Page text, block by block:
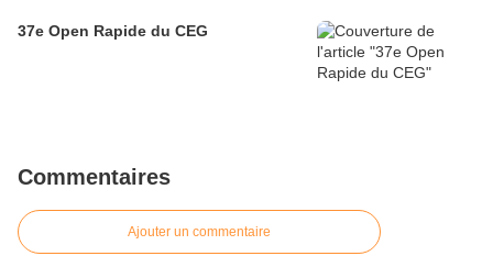
37e Open Rapide du CEG
Commentaires
Ajouter un commentaire